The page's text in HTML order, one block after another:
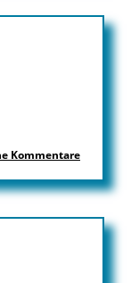
Kommentare